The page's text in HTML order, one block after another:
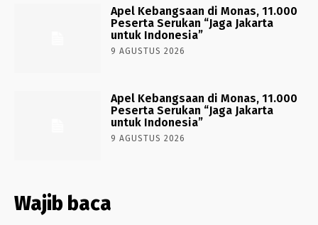
Apel Kebangsaan di Monas, 11.000
Peserta Serukan “Jaga Jakarta
untuk Indonesia”
9 AGUSTUS 2026
Apel Kebangsaan di Monas, 11.000
Peserta Serukan “Jaga Jakarta
untuk Indonesia”
9 AGUSTUS 2026
Wajib baca